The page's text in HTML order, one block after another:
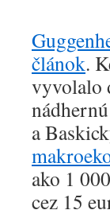
článok.
vyvolalo
a
ako 1
cez 15